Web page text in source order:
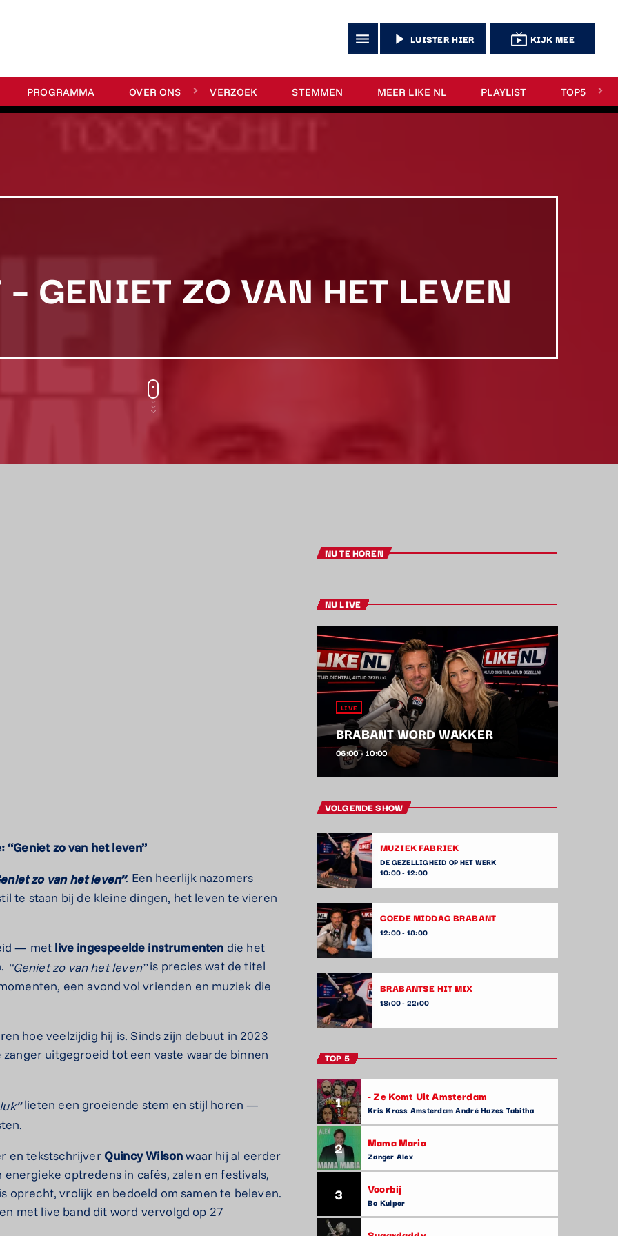
PROGRAMMA OVER ONS VERZOEK STEMMEN MEER LIKE NL PLAYLIST TOP5
menu play_arrow LUISTER HIER live_tv KIJK MEE
GENIET ZO VAN HET LEVEN
zo van het leven”
zo van het leven”. Een heerlijk nazomers
te staan bij de kleine dingen, het leven te vieren
— met live ingespeelde instrumenten die het
“Geniet zo van het leven” is precies wat de titel
een avond vol vrienden en muziek die
hoe veelzijdig hij is. Sinds zijn debuut in 2023
zanger uitgegroeid tot een vaste waarde binnen
lieten een groeiende stem en stijl horen —
en tekstschrijver QuincyWilson waar hij al eerder
optredens in cafés, zalen en festivals,
oprecht, vrolijk en bedoeld om samen te beleven.
met live band dit word vervolgd op 27
NU TE HOREN
NU LIVE
LIVE
BRABANT WORD WAKKER
06:00 - 10:00
VOLGENDE SHOW
MUZIEK FABRIEK
DE GEZELLIGHEID OP HET WERK
10:00 - 12:00
GOEDE MIDDAG BRABANT
12:00 - 18:00
BRABANTSE HIT MIX
18:00 - 22:00
TOP 5
1 - Ze Komt Uit Amsterdam
Kris Kross Amsterdam André Hazes Tabitha
2 Mama Maria
Zanger Alex
3 Voorbij
Bo Kuiper